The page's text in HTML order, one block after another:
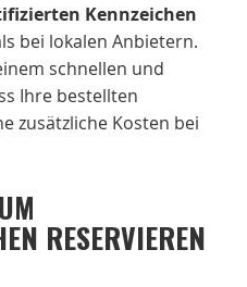
Kennzeichen
bei lokalen Anbietern.
schnellen und
Ihre bestellten
zusätzliche Kosten bei
RESERVIEREN